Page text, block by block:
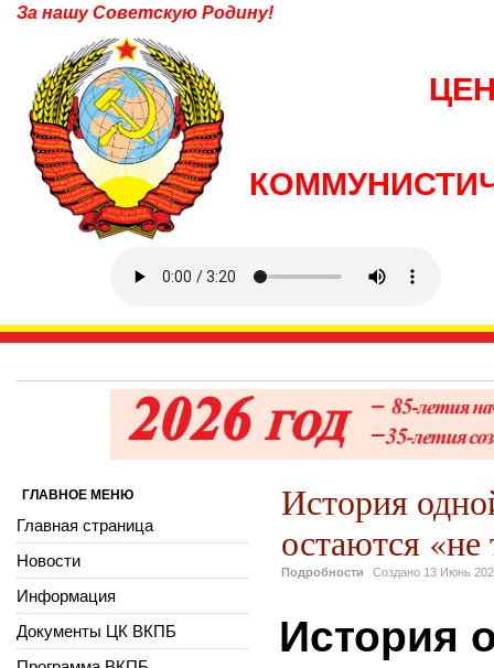
За нашу Советскую Родину!
История
остаются «не
Подробности Создано 13 Июнь
История
ГЛАВНОЕ МЕНЮ
Главная страница
Новости
Информация
Документы ЦК ВКПБ